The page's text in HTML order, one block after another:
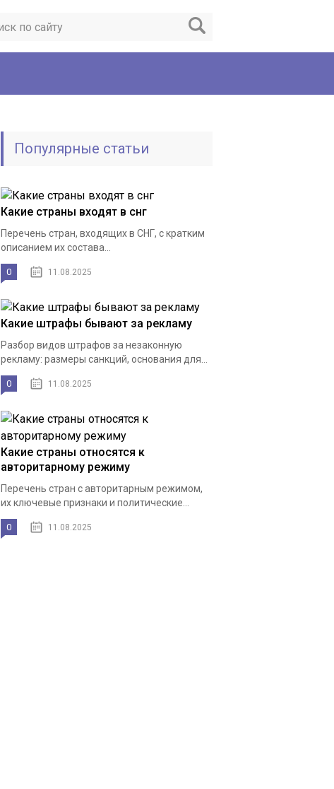
Популярные статьи
Какие страны входят в снг
Перечень стран, входящих в СНГ, с кратким
описанием их состава...
0 11.08.2025
Какие штрафы бывают за рекламу
Разбор видов штрафов за незаконную
рекламу: размеры санкций, основания для...
0 11.08.2025
Какие страны относятся к
авторитарному режиму
Перечень стран с авторитарным режимом,
их ключевые признаки и политические...
0 11.08.2025